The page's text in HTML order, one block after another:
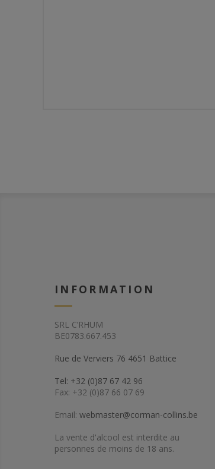
INFORMATION
SRL C’RHUM
BE0783.667.453
Rue de Verviers 76 4651 Battice
Tel: +32 (0)87 67 42 96
Fax: +32 (0)87 66 07 69
Email: webmaster@corman-collins.be
La vente d'alcool est interdite au
personnes de moins de 18 ans.